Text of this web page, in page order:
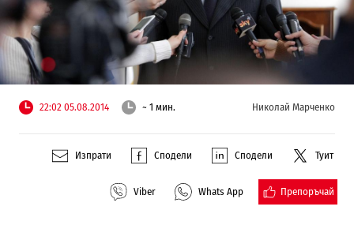
22:02 05.08.2014 ~ 1 мин. Николай Марченко
Изпрати Сподели Сподели Туит
Viber Whats App Препоръчай